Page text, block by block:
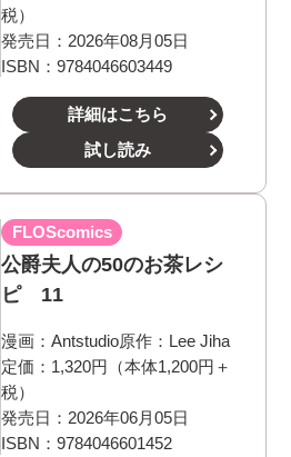
税）
発売日：2026年08月05日
ISBN：9784046603449
詳細はこちら
試し読み
FLOScomics
公爵夫人の50のお茶レシ
ピ 11
漫画： Antstudio原作： Lee Jiha
定価：1,320円（本体1,200円＋
税）
発売日：2026年06月05日
ISBN：9784046601452